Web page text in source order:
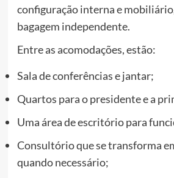
configuração interna e
bagagem independente.
Entre as acomodações, estão:
Sala de conferências e jantar;
Quartos para o presidente e a
Uma área de escritório para
Consultório que se transforma
quando necessário;